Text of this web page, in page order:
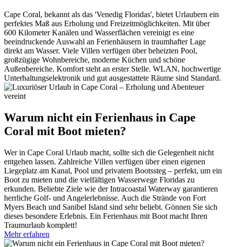
Cape Coral, bekannt als das 'Venedig Floridas', bietet Urlaubern ein
perfektes Maß aus Erholung und Freizeitmöglichkeiten. Mit über
600 Kilometer Kanälen und Wasserflächen vereinigt es eine
beeindruckende Auswahl an Ferienhäusern in traumhafter Lage
direkt am Wasser. Viele Villen verfügen über beheizten Pool,
großzügige Wohnbereiche, moderne Küchen und schöne
Außenbereiche. Komfort steht an erster Stelle. WLAN, hochwertige
Unterhaltungselektronik und gut ausgestattete Räume sind Standard.
Warum nicht ein Ferienhaus in Cape
Coral mit Boot mieten?
Wer in Cape Coral Urlaub macht, sollte sich die Gelegenheit nicht
entgehen lassen. Zahlreiche Villen verfügen über einen eigenen
Liegeplatz am Kanal, Pool und privatem Bootssteg – perfekt, um ein
Boot zu mieten und die vielfältigen Wasserwege Floridas zu
erkunden. Beliebte Ziele wie der Intracoastal Waterway garantieren
herrliche Golf- und Angelerlebnisse. Auch die Strände von Fort
Myers Beach und Sanibel Island sind sehr beliebt. Gönnen Sie sich
dieses besondere Erlebnis. Ein Ferienhaus mit Boot macht Ihren
Traumurlaub komplett!
Mehr erfahren